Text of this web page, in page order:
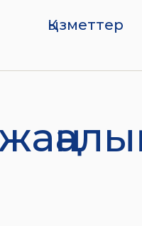
Қызметтер